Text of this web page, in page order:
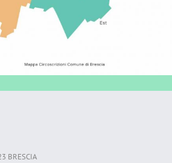
BRESCIA